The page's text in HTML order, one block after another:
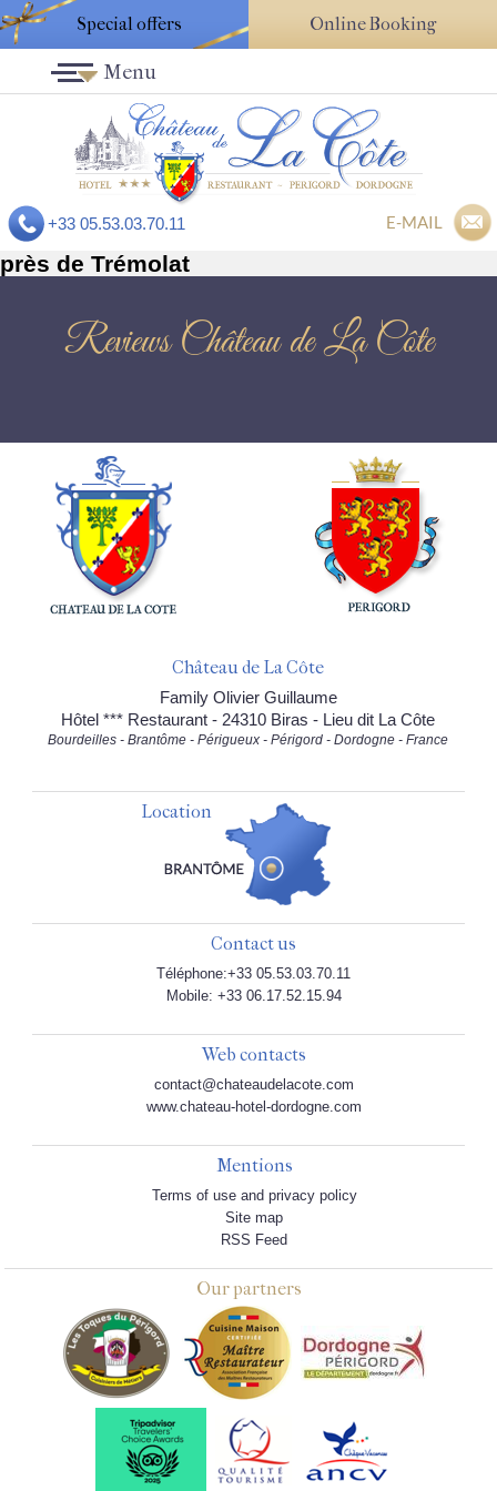
Special offers Online Booking
+33 05.53.03.70.11 E-MAIL
Menu
près de Trémolat
Reviews Château de La Côte
Château de La Côte
Family Olivier Guillaume
Hôtel *** Restaurant - 24310 Biras - Lieu dit La Côte
Bourdeilles - Brantôme - Périgueux - Périgord - Dordogne - France
Location
Contact us
Téléphone:+33 05.53.03.70.11
Mobile: +33 06.17.52.15.94
Web contacts
contact@chateaudelacote.com
www.chateau-hotel-dordogne.com
Mentions
Terms of use and privacy policy
Site map
RSS Feed
Our partners